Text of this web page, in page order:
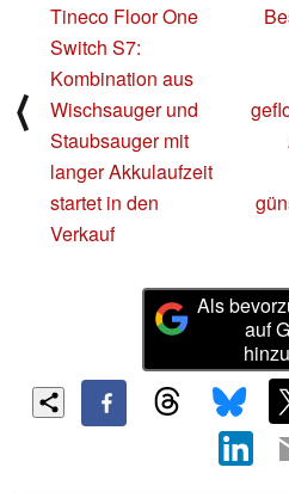
⟨
Tineco Floor One
Switch S7:
Kombination aus
Wischsauger und
Staubsauger mit
langer Akkulaufzeit
startet in den
Verkauf
Als
auf